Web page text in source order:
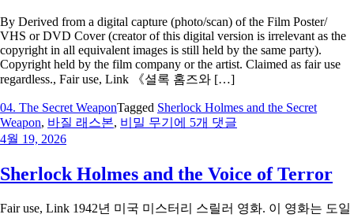
By Derived from a digital capture (photo/scan) of the Film Poster/
VHS or DVD Cover (creator of this digital version is irrelevant as the
copyright in all equivalent images is still held by the same party).
Copyright held by the film company or the artist. Claimed as fair use
regardless., Fair use, Link 《셜록 홈즈와 […]
04. The Secret WeaponTagged Sherlock Holmes and the Secret
Weapon, 바질 래스본, 비밀 무기 Sherlock
Secret
에 5개 댓글
4월 19, 2026
Sherlock Holmes and the Voice of Terror
Fair use, Link 1942년 미국 미스터리 스릴러 영화. 이 영화는 도일